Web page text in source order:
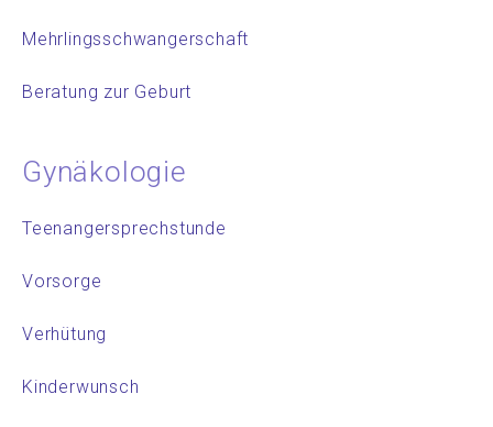
Mehrlingsschwangerschaft
Beratung zur Geburt
Gynäkologie
Teenangersprechstunde
Vorsorge
Verhütung
Kinderwunsch